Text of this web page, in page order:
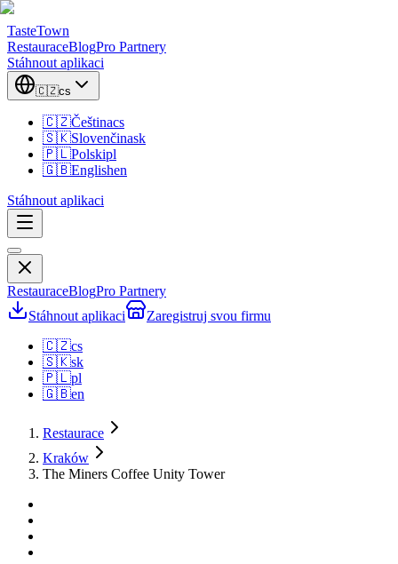
TasteTown
RestauraceBlogPro Partnery
Stáhnout aplikaci
🇨🇿cs
🇨🇿Češtinacs
🇸🇰Slovenčinask
🇵🇱Polskipl
🇬🇧Englishen
Stáhnout aplikaci
RestauraceBlogPro Partnery
Stáhnout aplikaci
Zaregistruj svou firmu
🇨🇿cs
🇸🇰sk
🇵🇱pl
🇬🇧en
Restaurace
Kraków
The Miners Coffee Unity Tower